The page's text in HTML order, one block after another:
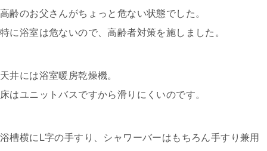
高齢のお父さんがちょっと危ない状態でした。
特に浴室は危ないので、高齢者対策を施しました。
天井には浴室暖房乾燥機。
床はユニットバスですから滑りにくいのです。
浴槽横にL字の手すり、シャワーバーはもちろん手すり兼用